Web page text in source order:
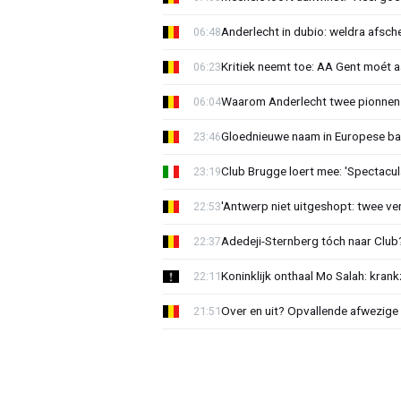
Anderlecht in dubio: weldra
06:48
Kritiek neemt toe: AA Gent moét
06:23
Waarom Anderlecht twee
06:04
Gloednieuwe naam in Europese
23:46
Club Brugge loert mee:
23:19
'Antwerp niet uitgeshopt: twee
22:53
Adedeji-Sternberg tóch naar
22:37
Koninklijk onthaal Mo Salah:
22:11
Over en uit? Opvallende
21:51